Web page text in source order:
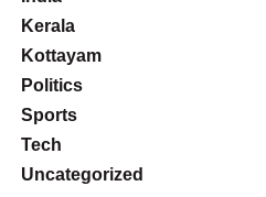
Kerala
Kottayam
Politics
Sports
Tech
Uncategorized